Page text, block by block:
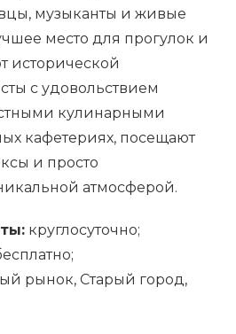
музыканты и живые
место для прогулок и
исторической
с удовольствием
кулинарными
кафетериях, посещают
и просто
атмосферой.
круглосуточно;
рынок, Старый город,